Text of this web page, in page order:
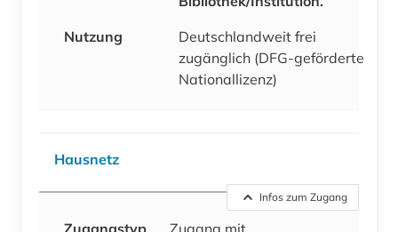
Nutzung
Deutschlandweit frei
zugänglich (DFG-geförderte
Nationallizenz)
Hausnetz
Infos zum Zugang
Zugangstyp Zugang mit